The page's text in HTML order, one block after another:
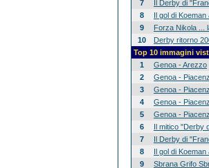
7
Il Derby di
8
Il gol di Koeman
9
Forza Nikola ...
10
Derby ritorno
Top 10 immagini
1
Genoa - Arezzo
2
Genoa -
3
Genoa -
4
Genoa -
5
Genoa -
6
Il mitico "Derby
7
Il Derby di
8
Il gol di Koeman
9
Sbrana Grifo